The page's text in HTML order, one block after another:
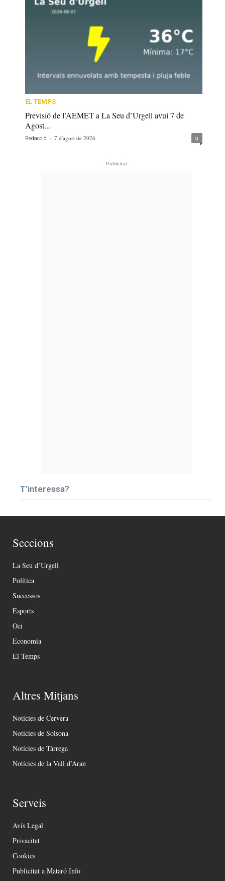
EL TEMPS
Previsió de l’AEMET a La Seu d’Urgell avui 7 de
Agost...
Redacció - 7 d'agost de 2026 0
- Publicitat -
T’interessa?
Seccions
La Seu d’Urgell
Política
Successos
Esports
Oci
Economia
El Temps
Altres Mitjans
Notícies de Cervera
Notícies de Solsona
Notícies de Tàrrega
Notícies de la Vall d’Aran
Serveis
Avís Legal
Privacitat
Cookies
Publicitat a Mataró Info